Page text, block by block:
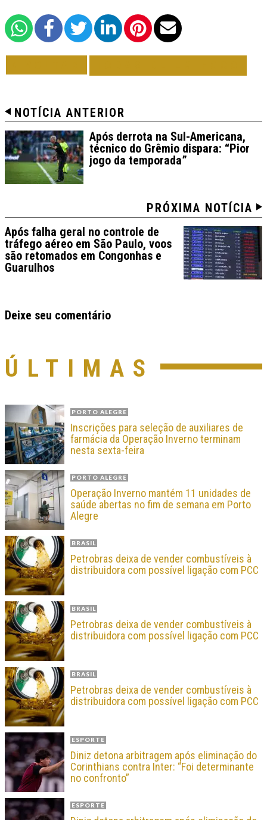
NOTÍCIA ANTERIOR
Após derrota na Sul-Americana,
técnico do Grêmio dispara: “Pior
jogo da temporada”
PRÓXIMA NOTÍCIA
Após falha geral no controle de
tráfego aéreo em São Paulo, voos
são retomados em Congonhas e
Guarulhos
Deixe seu comentário
ÚLTIMAS
PORTO ALEGRE
Inscrições para seleção de auxiliares de
farmácia da Operação Inverno terminam
nesta sexta-feira
PORTO ALEGRE
Operação Inverno mantém 11 unidades de
saúde abertas no fim de semana em Porto
Alegre
BRASIL
Petrobras deixa de vender combustíveis à
distribuidora com possível ligação com PCC
BRASIL
Petrobras deixa de vender combustíveis à
distribuidora com possível ligação com PCC
BRASIL
Petrobras deixa de vender combustíveis à
distribuidora com possível ligação com PCC
ESPORTE
Diniz detona arbitragem após eliminação do
Corinthians contra Inter: “Foi determinante
no confronto”
ESPORTE